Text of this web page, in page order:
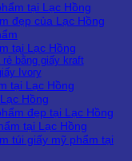
tại Lạc Hồng
đẹp của Lạc Hồng
tại Lạc Hồng
bằng giấy kraft
Ivory
tại Lạc Hồng
Hồng
đẹp tại Lạc Hồng
tại Lạc Hồng
túi giấy mỹ phẩm tại